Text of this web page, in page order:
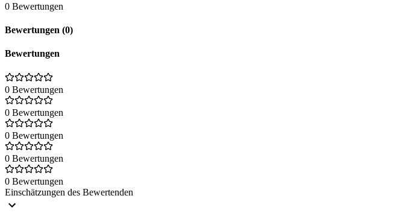
0 Bewertungen
Bewertungen (0)
Bewertungen
0 Bewertungen
0 Bewertungen
0 Bewertungen
0 Bewertungen
0 Bewertungen
Einschätzungen des Bewertenden